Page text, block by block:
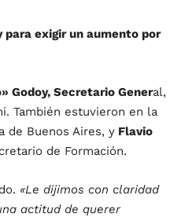
exigir un aumento por
Godoy, Secretario General,
También estuvieron en la
de Buenos Aires, y Flavio
de Formación.
«Le dijimos con claridad
actitud de querer